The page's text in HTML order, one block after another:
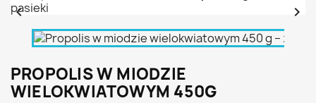
 
PROPOLIS W MIODZIE
WIELOKWIATOWYM 450G